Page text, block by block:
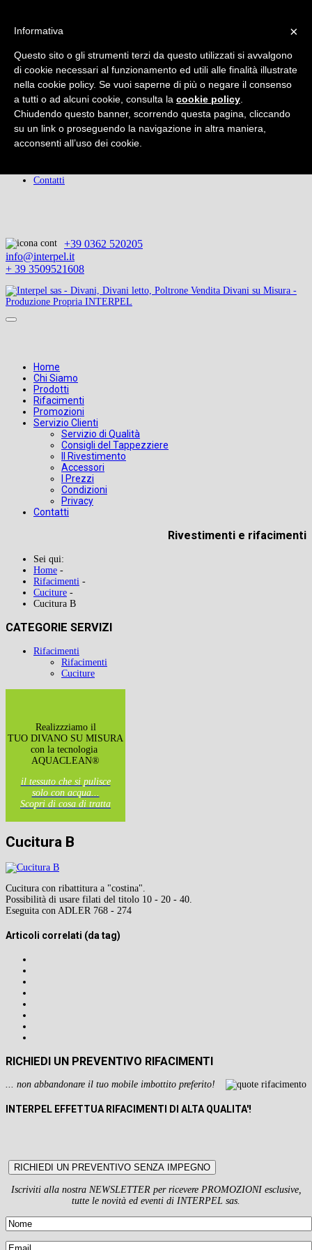
Home
Prodotti
Rifacimenti
Promozioni
Servizio Clienti
Servizio di Qualità
Consigli del Tappezziere
Il Rivestimento
Accessori
I Prezzi
Contatti
+39 0362 520205
info@interpel.it
+ 39 3509521608
Home
Chi Siamo
Prodotti
Rifacimenti
Promozioni
Servizio Clienti
Servizio di Qualità
Consigli del Tappezziere
Il Rivestimento
Accessori
I Prezzi
Condizioni
Privacy
Contatti
Rivestimenti e rifacimenti
Sei qui:
Home -
Rifacimenti -
Cuciture -
Cucitura B
CATEGORIE SERVIZI
Rifacimenti
Rifacimenti
Cuciture
Realizzziamo il
TUO DIVANO SU MISURA
con la tecnologia
AQUACLEAN®
il tessuto che si pulisce
solo con acqua...
Scopri di cosa di tratta
Cucitura B
Cucitura con ribattitura a "costina".
Possibilità di usare filati del titolo 10 - 20 - 40.
Eseguita con ADLER 768 - 274
Articoli correlati (da tag)
RICHIEDI UN PREVENTIVO RIFACIMENTI
... non abbandonare il tuo mobile imbottito preferito!
INTERPEL EFFETTUA RIFACIMENTI DI ALTA QUALITA'!
RICHIEDI UN PREVENTIVO SENZA IMPEGNO
Iscriviti alla nostra NEWSLETTER per ricevere PROMOZIONI esclusive,
tutte le novità ed eventi di INTERPEL sas.
×
Informativa
Questo sito o gli strumenti terzi da questo utilizzati si avvalgono
di cookie necessari al funzionamento ed utili alle finalità illustrate
nella cookie policy. Se vuoi saperne di più o negare il consenso
a tutti o ad alcuni cookie, consulta la cookie policy
Chiudendo questo banner, scorrendo questa pagina, cliccando
su un link o proseguendo la navigazione in altra maniera,
acconsenti all’uso dei cookie.